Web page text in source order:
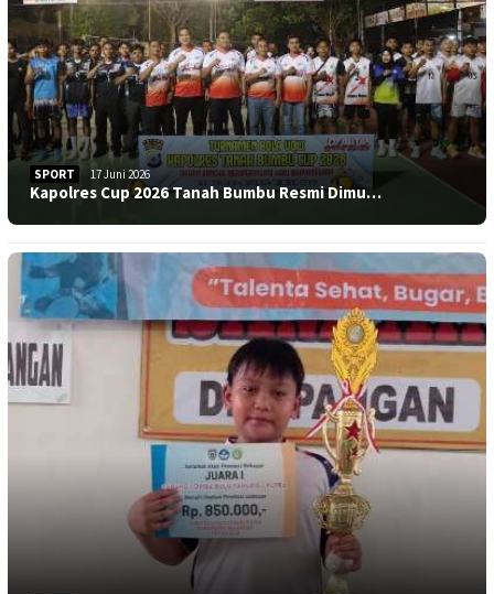
SPORT 17 Juni 2026
Kapolres Cup 2026 Tanah Bumbu Resmi Dimu…